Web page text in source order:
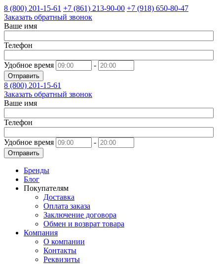
8 (800) 201-15-61 +7 (861) 213-90-00 +7 (918) 650-80-47
Заказать обратный звонок
Ваше имя
Телефон
Удобное время -
Отправить
8 (800) 201-15-61
Заказать обратный звонок
Ваше имя
Телефон
Удобное время -
Отправить
Бренды
Блог
Покупателям
Доставка
Оплата заказа
Заключение договора
Обмен и возврат товара
Компания
О компании
Контакты
Реквизиты